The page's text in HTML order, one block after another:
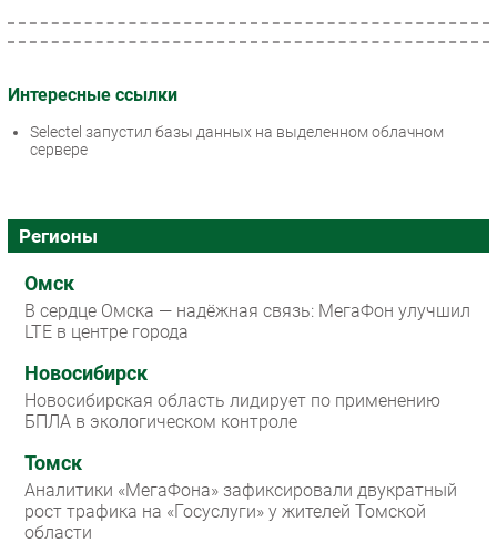
Интересные ссылки
Selectel запустил базы данных на выделенном облачном
сервере
Регионы
Омск
В сердце Омска — надёжная связь: МегаФон улучшил
LTE в центре города
Новосибирск
Новосибирская область лидирует по применению
БПЛА в экологическом контроле
Томск
Аналитики «МегаФона» зафиксировали двукратный
рост трафика на «Госуслуги» у жителей Томской
области